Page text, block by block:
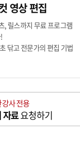
영상 편집
, 릴스까지 무료 프로그램
닦고 전문가의 편집 기법
강사 전용
자료요청하기